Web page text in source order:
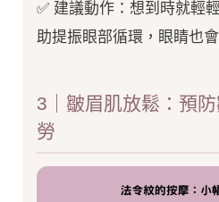
✅ 建議動作：想到時就輕
助提振眼部循環，眼睛也
3｜皺眉肌放鬆：預
勞